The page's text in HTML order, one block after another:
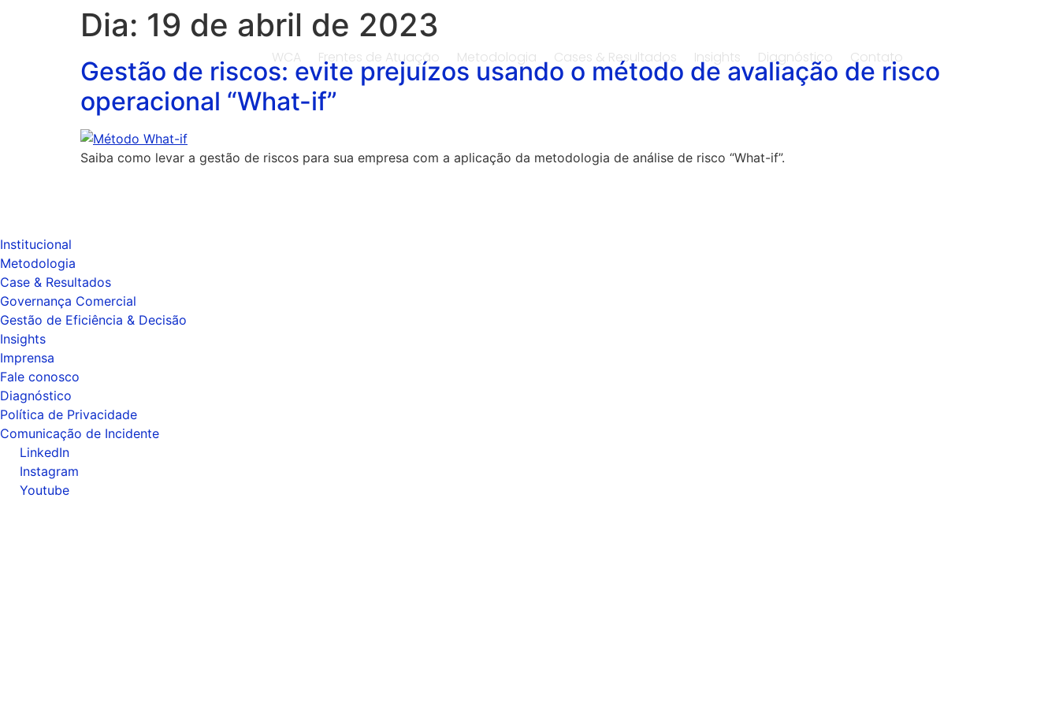
WCA Frentes de Atuação Metodologia Cases & Resultados Insights Diagnóstico Contato
Dia: 19 de abril de 2023
Gestão de riscos: evite prejuízos usando o método de avaliação de risco
operacional “What-if”
Saiba como levar a gestão de riscos para sua empresa com a aplicação da metodologia de análise de risco “What-if”.
Institucional
Metodologia
Case & Resultados
Governança Comercial
Gestão de Eficiência & Decisão
Insights
Imprensa
Fale conosco
Diagnóstico
Política de Privacidade
Comunicação de Incidente
LinkedIn
Instagram
Youtube